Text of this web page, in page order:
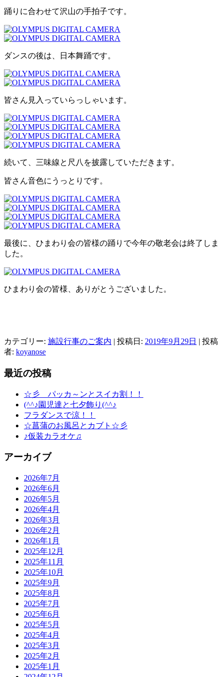
踊りに合わせて沢山の手拍子です。
ダンスの後は、日本舞踊です。
皆さん見入っていらっしゃいます。
続いて、三味線と尺八を披露していただきます。
皆さん音色にうっとりです。
最後に、ひまわり会の皆様の踊りで今年の敬老会は終了しま
した。
ひまわり会の皆様、ありがとうございました。
カテゴリー: 施設行事のご案内 | 投稿日: 2019年9月29日 | 投稿
者: koyanose
最近の投稿
☆彡 パッカ～ンとスイカ割！！
(^^♪園児達と七夕飾り(^^♪
フラダンスで涼！！
☆菖蒲のお風呂とカブト☆彡
♪仮装カラオケ♫
アーカイブ
2026年7月
2026年6月
2026年5月
2026年4月
2026年3月
2026年2月
2026年1月
2025年12月
2025年11月
2025年10月
2025年9月
2025年8月
2025年7月
2025年6月
2025年5月
2025年4月
2025年3月
2025年2月
2025年1月